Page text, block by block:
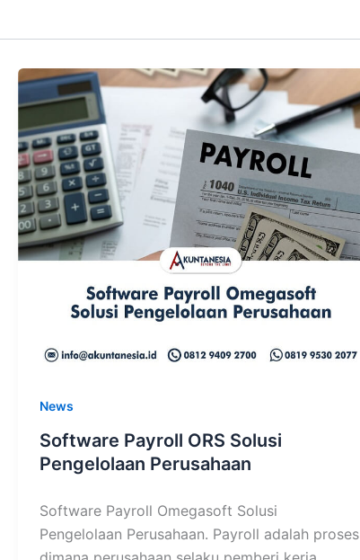
News
Software Payroll ORS Solusi
Pengelolaan Perusahaan
Software Payroll Omegasoft Solusi
Pengelolaan Perusahaan. Payroll adalah proses